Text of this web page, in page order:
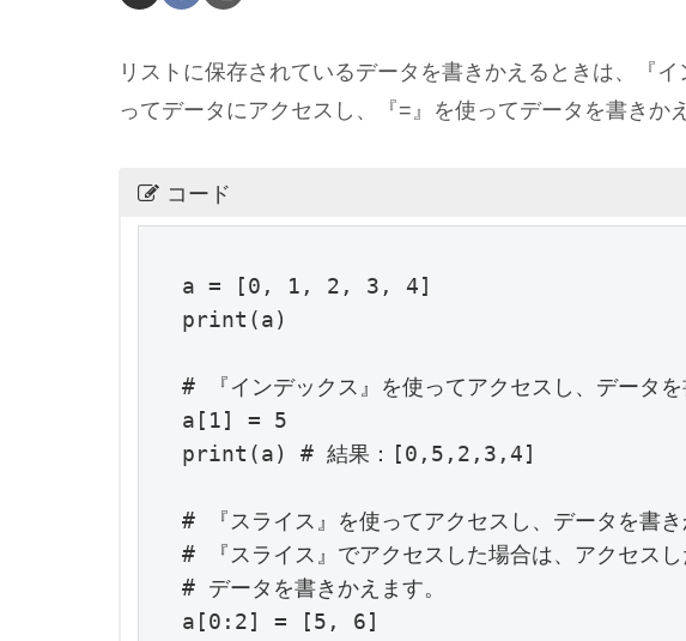
リストに保存されているデータを書きかえるときは、『
ってデータにアクセスし、『=』を使ってデータを書きか
コード
a = [0, 1, 2, 3, 4]
print(a)
# 『インデックス』を使ってアクセスし、データ
a[1] = 5
print(a) # 結果：[0,5,2,3,4]
# 『スライス』を使ってアクセスし、データを書
# 『スライス』でアクセスした場合は、アクセス
# データを書きかえます。
a[0:2] = [5, 6]